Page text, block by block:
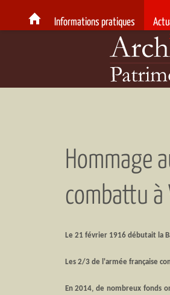
Archives
Archives et patrimoine de la Ville de
Informations pratiques
Hommage
combattu à
Le 21 février 1916 débutait la
Les 2/3 de l'armée française
En 2014, de nombreux fonds